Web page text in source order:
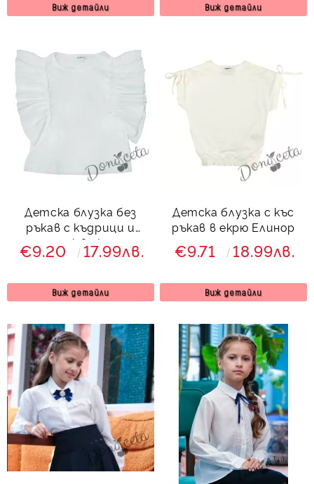
Виж детайли Виж детайли
Детска блузка без
ръкав с къдрици и
релеф в екрю
€9.20 17.99лв.
Виж детайли
Детска блузка с къс
ръкав в екрю Елинор
€9.71 18.99лв.
Виж детайли